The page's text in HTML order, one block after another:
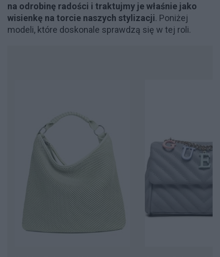
na odrobinę radości i traktujmy je właśnie jako
wisienkę na torcie naszych stylizacji. Poniżej
modeli, które doskonale sprawdzą się w tej roli.